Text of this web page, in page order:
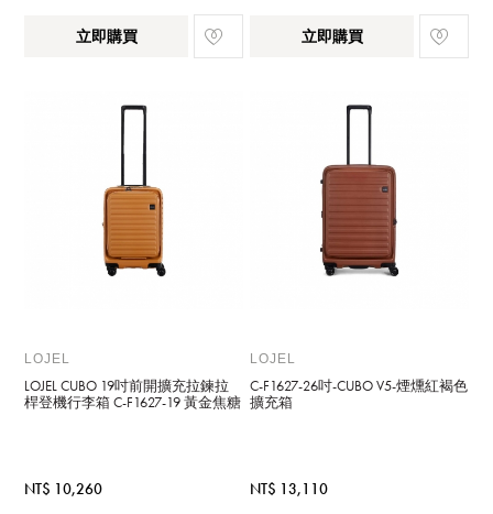
立即購買 立即購買
LOJEL
LOJEL CUBO 19吋前開擴充拉鍊拉
桿登機行李箱 C-F1627-19 黃金焦糖
NT$ 10,260
LOJEL
C-F1627-26吋-CUBO V5-煙燻紅褐色
擴充箱
NT$ 13,110